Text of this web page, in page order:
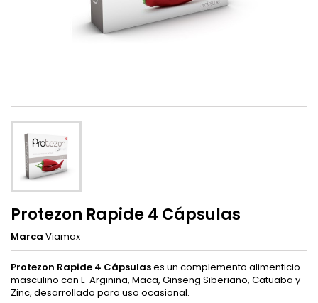
Protezon Rapide 4 Cápsulas
Marca Viamax
Protezon Rapide 4 Cápsulases un complemento alimenticio
masculino con L-Arginina, Maca, Ginseng Siberiano, Catuaba y
Zinc, desarrollado para uso ocasional.